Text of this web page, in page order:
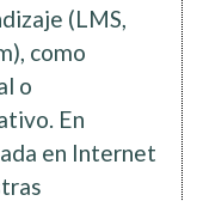
(LMS,
como
o
En
en Internet